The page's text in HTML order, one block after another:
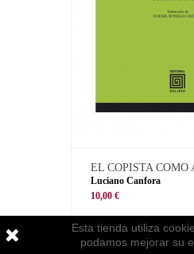
EL COPISTA COMO
Luciano Canfora
10,00 €
Esta tienda utiliza
podamos mejorar su